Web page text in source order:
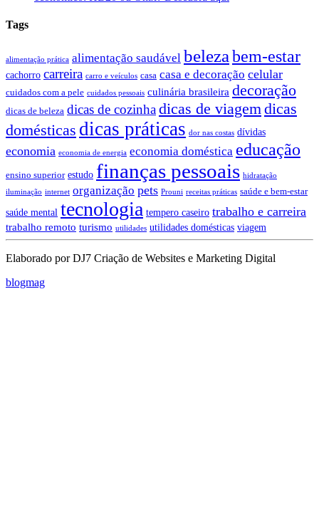
Tags
alimentação prática alimentação saudável belezabem-estar
cachorro carreira carro e veículos casa casa e decoração celular
cuidados com a pele cuidados pessoais culinária brasileira decoração
dicas de beleza dicas de cozinhadicas de viagemdicas
domésticas dicas práticas dor nas costas dívidas
economia economia de energia economia doméstica educação
ensino superior estudo finanças pessoais hidratação
iluminação internet organização pets Prouni receitas práticas saúde e bem-estar
saúde mental tecnologia tempero caseiro trabalho e carreira
trabalho remoto turismo utilidades utilidades domésticas viagem
Elaborado por DJ7 Criação de Websites e Marketing Digital
blogmag